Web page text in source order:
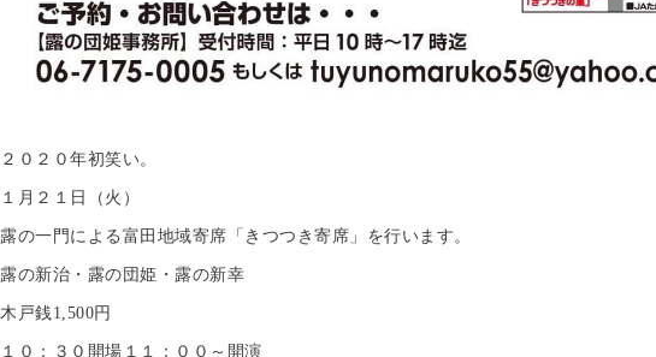
２０２０年初笑い。
１月２１日（火）
露の一門による富田地域寄席「きつつき寄席」を行います。
露の新治・露の団姫・露の新幸
木戸銭1,500円
１０：３０開場１１：００～開演